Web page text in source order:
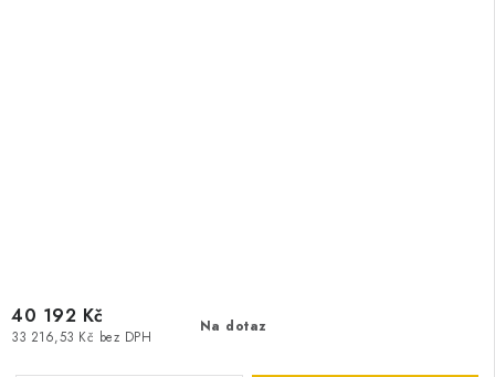
Na dotaz
33 216,53 Kč bez DPH
40 192 Kč